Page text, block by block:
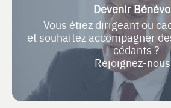
Devenir
Vous étiez dirigeant ou
et souhaitez accompagner
cédants ?
Rejoignez-